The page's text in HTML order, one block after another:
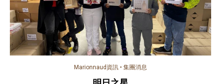
Marionnaud資訊 • 集團消息